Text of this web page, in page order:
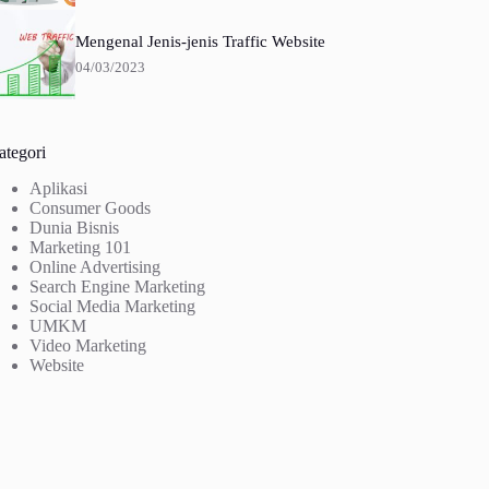
Mengenal Jenis-jenis Traffic Website
04/03/2023
Aplikasi
Consumer Goods
Dunia Bisnis
Marketing 101
Online Advertising
Search Engine Marketing
Social Media Marketing
UMKM
Video Marketing
Website